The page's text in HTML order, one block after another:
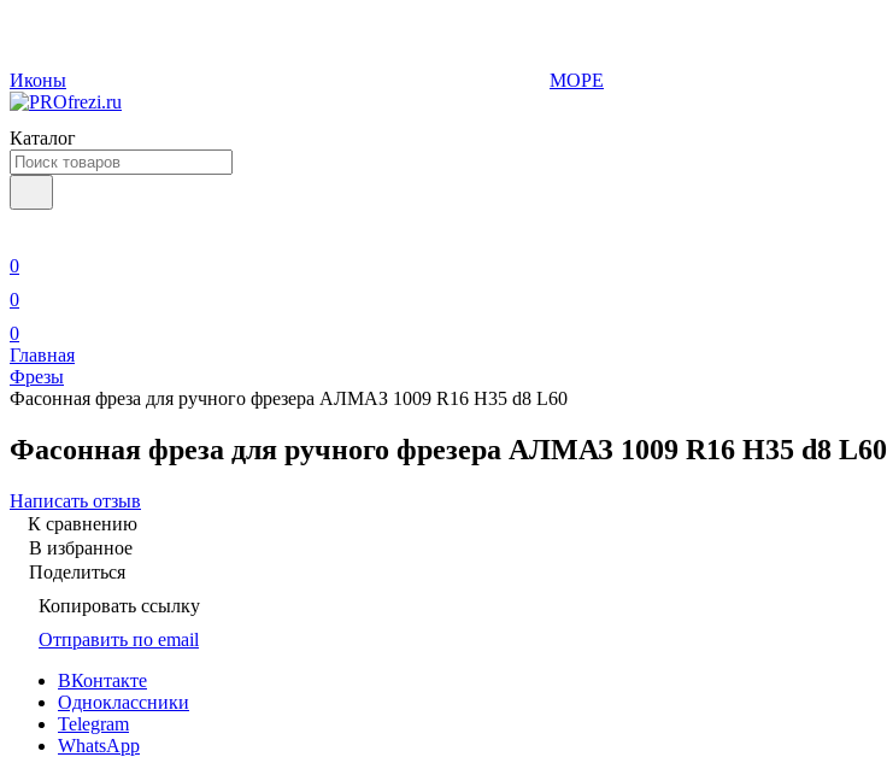
Иконы МОРЕ
Каталог
0
0
0
Главная
Фрезы
Фасонная фреза для ручного фрезера АЛМАЗ 1009 R16 H35 d8 L60
Фасонная фреза для ручного фрезера АЛМАЗ 1009 R16 H35 d8 L60
Написать отзыв
К сравнению
В избранное
Поделиться
Копировать ссылку
Отправить по email
ВКонтакте
Одноклассники
Telegram
WhatsApp